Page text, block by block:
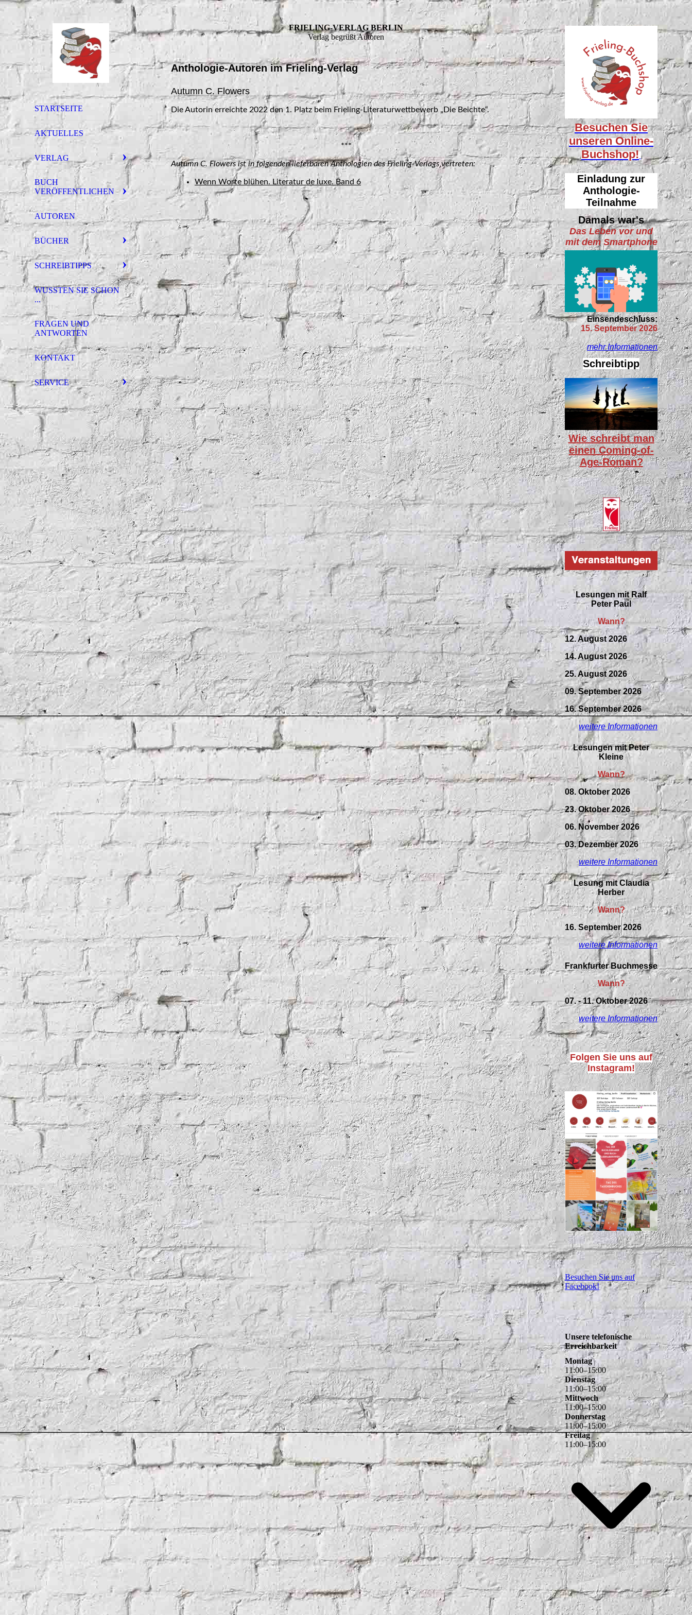
STARTSEITE
AKTUELLES
VERLAG
BUCH
VERÖFFENTLICHEN
AUTOREN
BÜCHER
SCHREIBTIPPS
WUSSTEN SIE SCHON
...
FRAGEN UND
ANTWORTEN
KONTAKT
SERVICE
FRIELING-VERLAG BERLIN
Verlag begrüßt Autoren
Anthologie-Autoren im Frieling-Verlag
Autumn C. Flowers
Die Autorin erreichte 2022 den 1. Platz beim Frieling-Literaturwettbewerb „Die Beichte“.
***
Autumn C. Flowers ist in folgenden lieferbaren Anthologien des Frieling-Verlags vertreten:
Wenn Worte blühen. Literatur de luxe. Band 6
Besuchen Sie
unserenOnline-
Buchshop!
Einladung zur
Anthologie-
Teilnahme
Damals war's
Das Leben vor und
mit dem Smartphone
Einsendeschluss:
15. September 2026
mehr Informationen
Schreibtipp
Wie schreibt man
einen Coming-of-
Age-Roman?
Lesungen mit Ralf
Peter Paul
Wann?
12. August 2026
14. August 2026
25. August 2026
09.September2026
16. September 2026
weitere Informationen
Lesungen mit Peter
Kleine
Wann?
08. Oktober 2026
23. Oktober 2026
06. November 2026
03. Dezember 2026
weitere Informationen
Lesung mit Claudia
Herber
Wann?
16. September 2026
weitere Informationen
Frankfurter Buchmesse
Wann?
07. - 11. Oktober 2026
weitere Informationen
Folgen Sie uns auf
Instagram!
Besuchen Sie uns auf
Facebook!
Unsere telefonische
Erreichbarkeit
Montag
11:00–15:00
Dienstag
11:00–15:00
Mittwoch
11:00–15:00
Donnerstag
11:00–15:00
Freitag
11:00–15:00